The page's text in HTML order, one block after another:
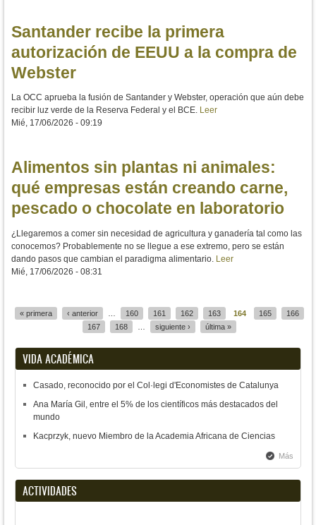
Santander recibe la primera
autorización de EEUU a la compra de
Webster
La OCC aprueba la fusión de Santander y Webster, operación que aún debe
recibir luz verde de la Reserva Federal y el BCE. Leer
Mié, 17/06/2026 - 09:19
Alimentos sin plantas ni animales:
qué empresas están creando carne,
pescado o chocolate en laboratorio
¿Llegaremos a comer sin necesidad de agricultura y ganadería tal como las
conocemos? Probablemente no se llegue a ese extremo, pero se están
dando pasos que cambian el paradigma alimentario. Leer
Mié, 17/06/2026 - 08:31
« primera ‹ anterior 160 161 162 163 164 165
166
167
168 siguiente › última »
VIDA ACADÉMICA
Casado, reconocido por el Col·legi d'Economistes de Catalunya
Ana María Gil, entre el 5% de los científicos más destacados del
mundo
Kacprzyk, nuevo Miembro de la Academia Africana de Ciencias
Más
ACTIVIDADES